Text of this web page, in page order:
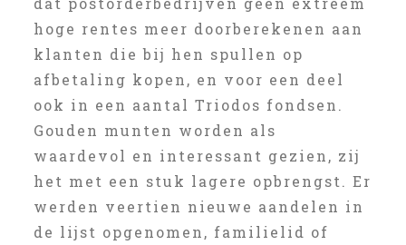
hoge rentes meer doorberekenen aan
klanten die bij hen spullen op
afbetaling kopen, en voor een deel
ook in een aantal Triodos fondsen.
Gouden munten worden als
waardevol en interessant gezien, zij
het met een stuk lagere opbrengst. Er
werden veertien nieuwe aandelen in
de lijst opgenomen, familielid of